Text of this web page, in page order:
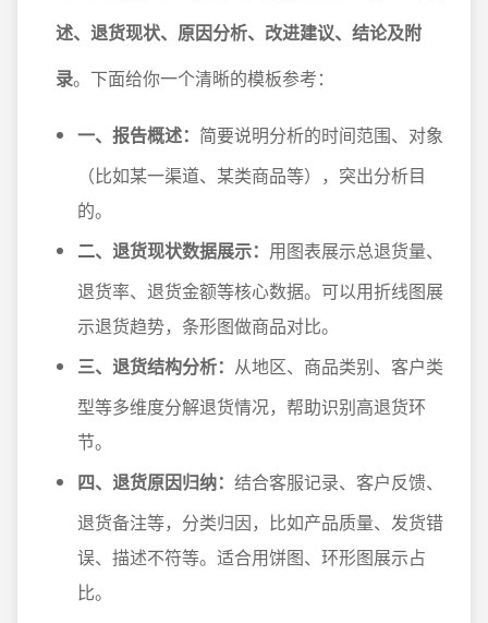
述、退货现状、原因分析、改进建议、结论及附
录。下面给你一个清晰的模板参考：
一、报告概述： 简要说明分析的时间范围、对象
（比如某一渠道、某类商品等），突出分析目
的。
二、退货现状数据展示： 用图表展示总退货量、
退货率、退货金额等核心数据。可以用折线图展
示退货趋势，条形图做商品对比。
三、退货结构分析： 从地区、商品类别、客户类
型等多维度分解退货情况，帮助识别高退货环
节。
四、退货原因归纳： 结合客服记录、客户反馈、
退货备注等，分类归因，比如产品质量、发货错
误、描述不符等。适合用饼图、环形图展示占
比。